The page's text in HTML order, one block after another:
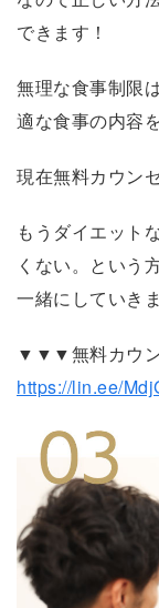
できます！
無理な食事制限
適な食事の内容
現在無料カウン
もうダイエット
くない。という
一緒にしていき
▼▼▼無料カウ
https://lin.ee/